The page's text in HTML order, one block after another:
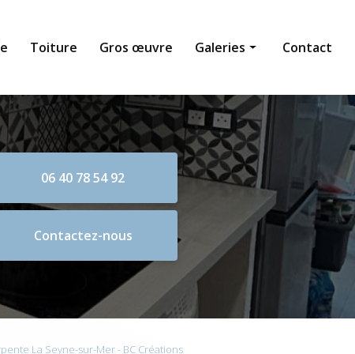
Toiture Gros œuvre Galeries
Maçonnerie générale
Toiture
Gros œuvre
Contact
06 40 78 54 92
Contactez-nous
La Seyne-sur-Mer - BC Créations